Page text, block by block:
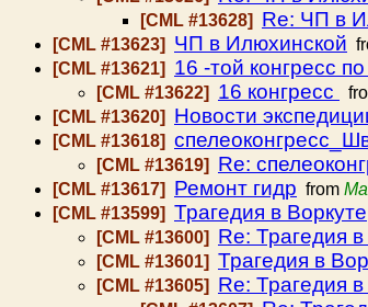
[CML #13628] Re: ЧП в
[CML #13623] ЧП в Илюхинской
[CML #13621] 16 -той конгресс
[CML #13622] 16 конгресс
[CML #13620] Новости
[CML #13618]
[CML #13619] Re:
[CML #13617] Ремонт гидр from
[CML #13599] Трагедия в Воркуте
[CML #13600] Re: Трагедия
[CML #13601] Трагедия в
[CML #13605] Re: Трагедия